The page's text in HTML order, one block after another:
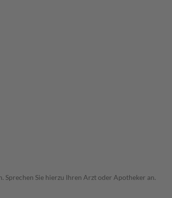
Sie hierzu Ihren Arzt oder Apotheker an.